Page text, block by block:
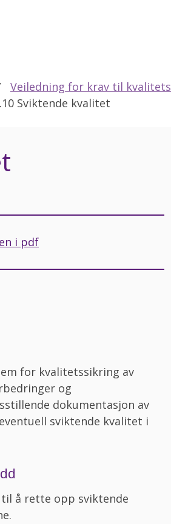
Veiledning for krav til
Sviktende kvalitet
i pdf
for kvalitetssikring av
og
dokumentasjon av
sviktende kvalitet i
å rette opp sviktende